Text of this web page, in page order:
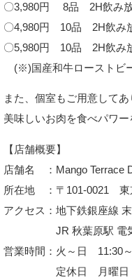
〇3,980円 8品 2H飲み
〇4,980円 10品 2H飲み
〇5,980円 10品 2H飲み
(※)国産和牛ローストビ
また、個室もご用意して
美味しいお肉を食べパワ
【店舗概要】
店舗名 ：Mango Terrace
所在地 ：〒101-0021 東
アクセス：地下鉄銀座線
JR 秋葉原駅 電気
営業時間：火～日 11:30
定休日 月曜日